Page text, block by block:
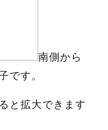
南側から
です。
と拡大できます